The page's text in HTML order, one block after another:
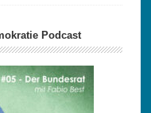
Podcast